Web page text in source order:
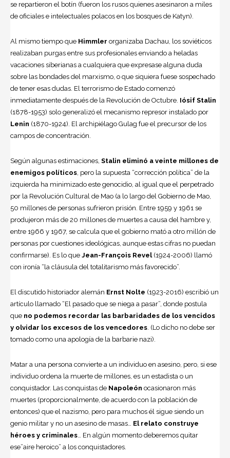
se repartieron el botín (fueron los rusos quienes asesinaron a miles
de oficiales e intelectuales polacos en los bosques de Katyn).
Al mismo tiempo que Himmler organizaba Dachau, los soviéticos
realizaban purgas entre sus profesionales enviando a heladas
vacaciones siberianas a cualquiera que expresase alguna duda
sobre las bondades del marxismo, o que siquiera fuese sospechado
de tener esas dudas. El terrorismo de Estado comenzó
inmediatamente después de la Revolución de Octubre. Iósif Stalin
(1878-1953) solo generalizó el mecanismo represor instalado por
Lenin (1870-1924). El archipiélago Gulag fue el precursor de los
campos de concentración.
Según algunas estimaciones, Stalin eliminó a veinte millones de
enemigos políticos, pero la supuesta “corrección política” de la
izquierda ha minimizado este genocidio, al igual que el perpetrado
por la Revolución Cultural de Mao (a lo largo del Gobierno de Mao,
50 millones de personas sufrieron prisión. Entre 1959 y 1961 se
produjeron más de 20 millones de muertes a causa del hambre y,
entre 1966 y 1967, se calcula que el gobierno mató a otro millón de
personas por cuestiones ideológicas, aunque estas cifras no puedan
confirmarse). Es lo que Jean-François Revel(1924-2006) llamó
con ironía “la cláusula del totalitarismo más favorecido”.
El discutido historiador alemán Ernst Nolte (1923-2016) escribió un
artículo llamado “El pasado que se niega a pasar”, donde postula
que no podemos recordar las barbaridades de los vencidos
y olvidar los excesos de los vencedores. (Lo dicho no debe ser
tomado como una apología de la barbarie nazi).
Matar a una persona convierte a un individuo en asesino, pero, si ese
individuo ordena la muerte de millones, es un estadista o un
conquistador. Las conquistas de Napoleón ocasionaron más
muertes (proporcionalmente, de acuerdo con la población de
entonces) que el nazismo, pero para muchos él sigue siendo un
genio militar y no un asesino de masas… El relato construye
héroes y criminales… En algún momento deberemos quitar
ese”aire heroico” a los conquistadores.